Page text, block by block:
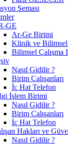
Şeması
GE
Ar-Ge Birimi
Klinik ve Bilimsel
Bilimsel Çalışma
Nasıl Gidilir ?
Birim Çalışanları
İç Hat Telefon
İşlem Birimi
Nasıl Gidilir ?
Birim Çalışanları
İç Hat Telefon
Hakları ve
Nasıl Gidilir ?